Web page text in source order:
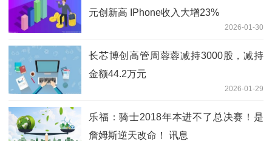
元创新高 IPhone收入大增23%
2026-01-30
长芯博创高管周蓉蓉减持3000股，减持
金额44.2万元
2026-01-29
乐福：骑士2018年本进不了总决赛！是
詹姆斯逆天改命！ 讯息